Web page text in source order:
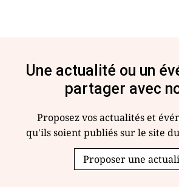
Une actualité ou un
partager avec
Proposez vos actualités et
qu'ils soient publiés sur le site
Proposer une